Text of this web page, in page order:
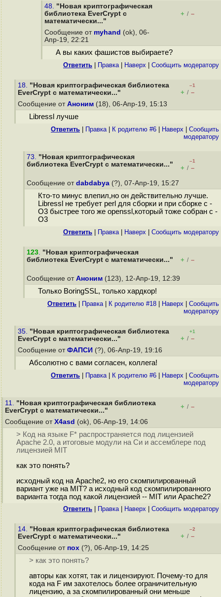
48. "Новая криптографическая
библиотека EverCrypt с
математически..."
+ / –
Сообщение от myhand (ok), 06-
Апр-19, 22:21
А вы каких фашистов выбираете?
Ответить Правка| Наверх Cообщить модератору
18. "Новая криптографическая библиотека
EverCrypt с математически..."
–1
+ / –
Сообщение от Аноним (18), 06-Апр-19, 15:13
Libressl лучше
Ответить Правка| К родителю #6 Наверх
Cообщить
модератору
73. "Новая криптографическая
библиотека EverCrypt с математически..."
–1
+ / –
Сообщение от dabdabya (?), 07-Апр-19, 15:27
Кто-то минус влепил,но он действительно лучше.
Libressl не требует perl для сборки и при сборке с -
O3 быстрее того же openssl,который тоже собран с -
O3
Ответить Правка| Наверх Cообщить модератору
123. "Новая криптографическая
библиотека EverCrypt с математически..."
+ / –
Сообщение от Аноним (123), 12-Апр-19, 12:39
Только BoringSSL, только хардкор!
Ответить Правка| К родителю #18 Наверх
Cообщить
модератору
35. "Новая криптографическая библиотека
EverCrypt с математически..."
+1
+ / –
Сообщение от ФАПСИ (?), 06-Апр-19, 19:16
Абсолютно с вами согласен, коллега!
Ответить Правка| К родителю #6 Наверх
Cообщить
модератору
11. "Новая криптографическая библиотека
EverCrypt с математически..."
+ / –
Сообщение от X4asd (ok), 06-Апр-19, 14:06
> Код на языке F* распространяется под лицензией
Apache 2.0, а итоговые модули на Си и ассемблере под
лицензией MIT
как это понять?
исходный код на Apache2, но его скомпилированный
вариант уже на MIT? а исходный код скомпилированного
варианта тогда под какой лицензией -- MIT или Apache2?
Ответить Правка| Наверх Cообщить модератору
14. "Новая криптографическая библиотека
EverCrypt с математически..."
–2
+ / –
Сообщение от пох (?), 06-Апр-19, 14:25
> как это понять?
авторы как хотят, так и лицензируют. Почему-то для
кода на F им захотелось более ограничительную
лицензию, а за скомпилированный они меньше